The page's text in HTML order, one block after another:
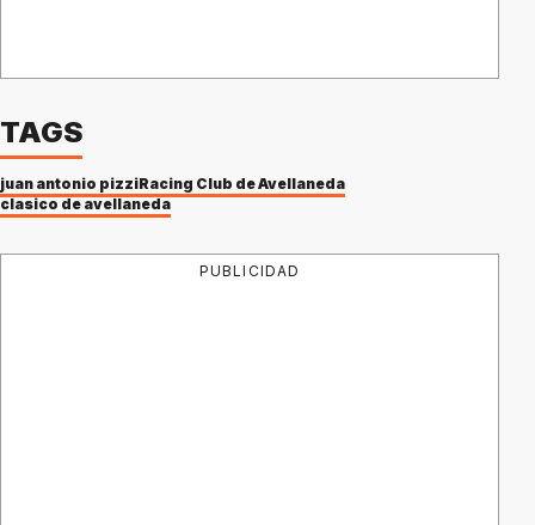
TAGS
juan antonio pizziRacing Club de Avellaneda
clasico de avellaneda
PUBLICIDAD